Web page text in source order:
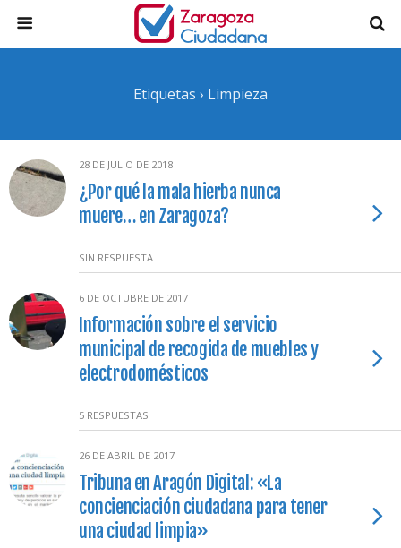
Etiquetas › Limpieza
28 DE JULIO DE 2018
¿Por qué la mala hierba nunca
muere… en Zaragoza?
SIN RESPUESTA
6 DE OCTUBRE DE 2017
Información sobre el servicio
municipal de recogida de muebles y
electrodomésticos
5 RESPUESTAS
26 DE ABRIL DE 2017
Tribuna en Aragón Digital: «La
concienciación ciudadana para tener
una ciudad limpia»